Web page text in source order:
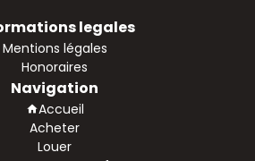
legales
Mentions légales
Honoraires
Navigation
Accueil
Acheter
Louer